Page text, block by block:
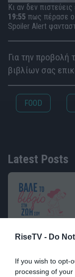
RiseTV - Do
If you wish to opt-
processing of
Κι αν δεν
19:55 πως πέρασε ο
Spoiler Alert
Για την προβολή
βιβλίων σας
FOOD
Latest Posts